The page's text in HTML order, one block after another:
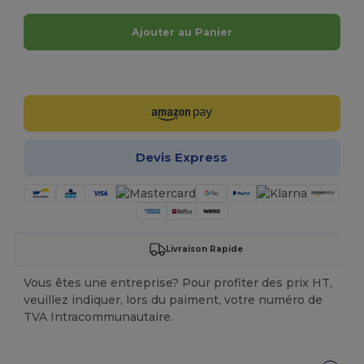
Ajouter au Panier
Devis Express
Livraison Rapide
Vous êtes une entreprise? Pour profiter des prix HT,
veuillez indiquer, lors du paiment, votre numéro de
TVA Intracommunautaire.